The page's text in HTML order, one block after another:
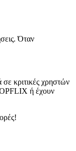
Όταν
σε κριτικές χρηστών
ή έχουν